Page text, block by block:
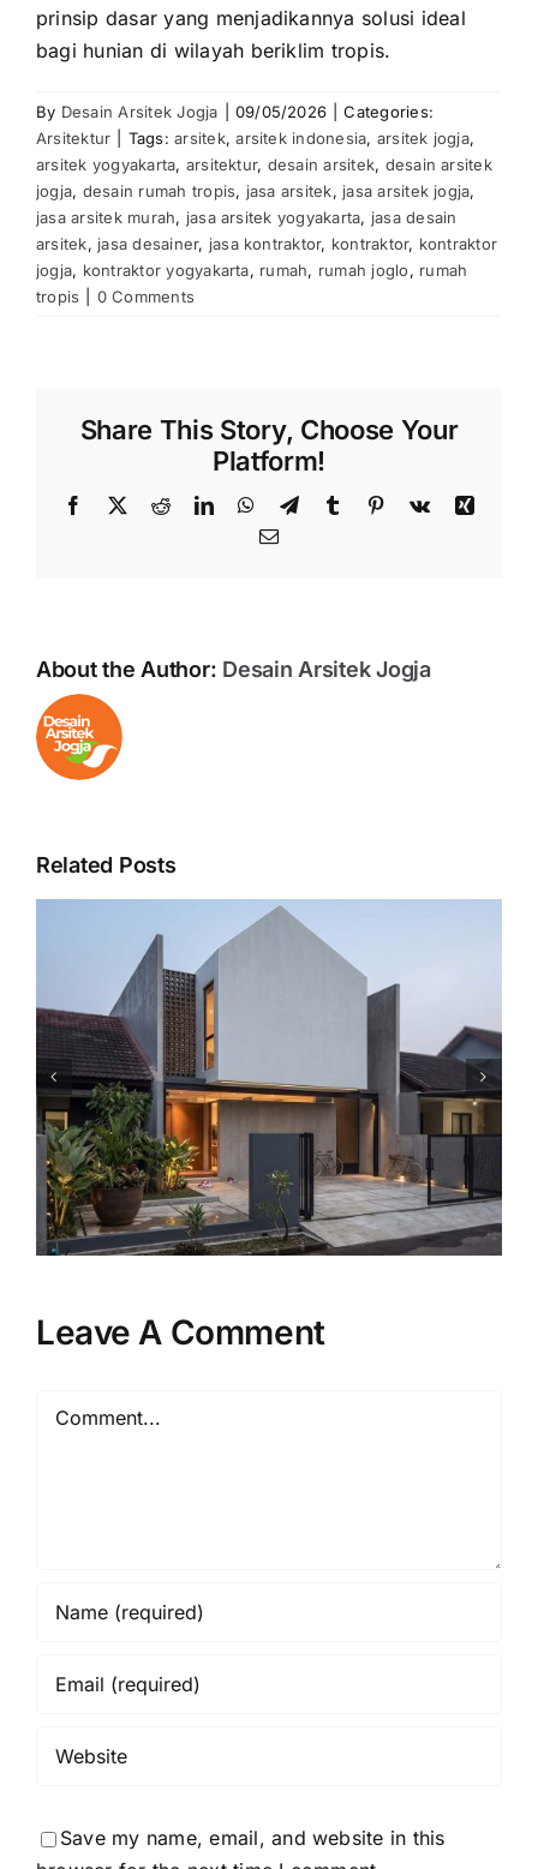
prinsip dasar yang menjadikannya solusi ideal
bagi hunian di wilayah beriklim tropis.
By Desain Arsitek Jogja 09/05/2026
Categories:
Arsitektur
Tags:arsitek,arsitek indonesia, arsitek jogja,
arsitek yogyakarta, arsitektur, desain arsitek, desain arsitek
jogja, desain rumah tropis, jasa arsitek, jasa arsitek jogja,
jasa arsitek murah, jasa arsitek yogyakarta, jasa desain
arsitek, jasa desainer, jasa kontraktor, kontraktor, kontraktor
jogja, kontraktor yogyakarta, rumah, rumah joglo, rumah
tropis
0 Comments
Share This Story, Choose Your
Platform!
Facebook
X RedditLinkedInWhatsApp
TelegramTumblr Pinterest
Vk
Xing
Email
About the Author: Desain Arsitek Jogja
Related Posts
Mengapa Rumah Model
Minimalis Tetap Menjadi Pilihan
Favorit Keluarga?
Leave A Comment
Save my name, email, and website in this